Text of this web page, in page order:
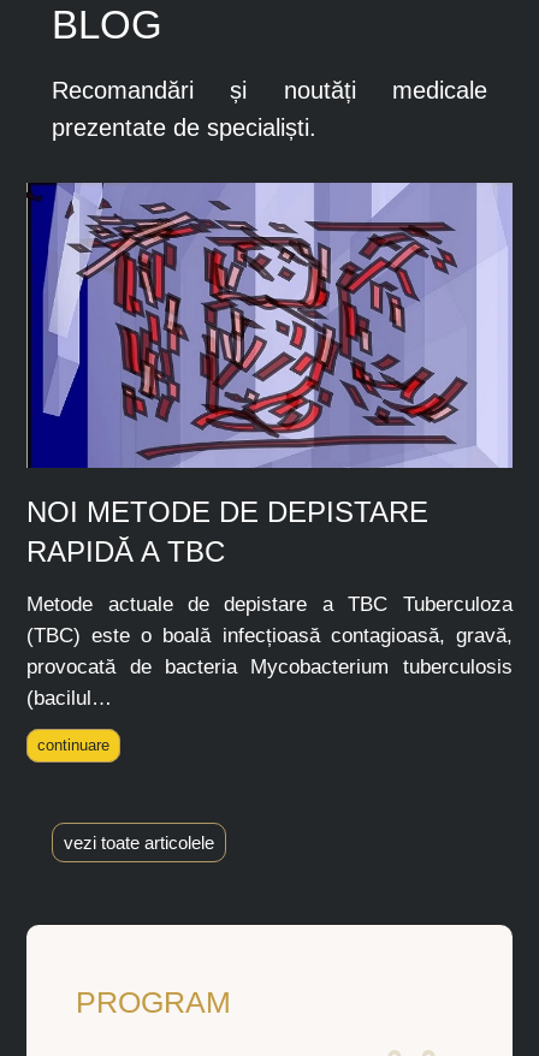
BLOG
Recomandări și noutăți medicale
prezentate de specialiști.
NOI METODE DE DEPISTARE
RAPIDĂ A TBC
Metode actuale de depistare a TBC Tuberculoza
(TBC) este o boală infecțioasă contagioasă, gravă,
provocată de bacteria Mycobacterium tuberculosis
(bacilul…
continuare
vezi toate articolele
PROGRAM